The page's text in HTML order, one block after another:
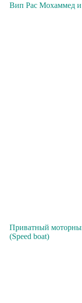
Вип Рас Мохаммед и
Приватный
(Speed boat)